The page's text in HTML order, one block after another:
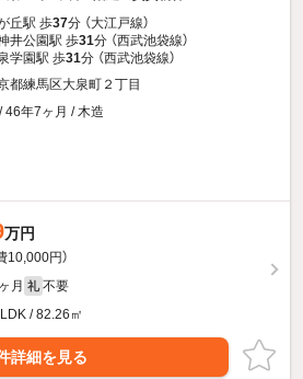
丘駅 歩37分 （大江戸線）
井公園駅 歩31分 （西武池袋線）
学園駅 歩31分 （西武池袋線）
都練馬区大泉町２丁目
46年7ヶ月 / 木造
万円
10,000円）
月 礼 不要
/ 82.26㎡
詳細を見る